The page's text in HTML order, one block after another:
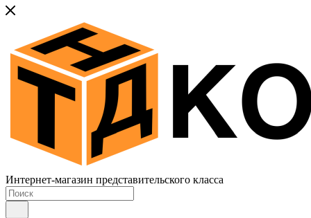
Интернет-магазин представительского класса